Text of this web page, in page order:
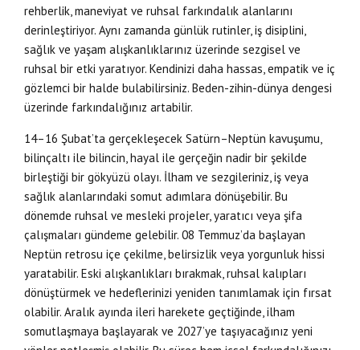
rehberlik, maneviyat ve ruhsal farkındalık alanlarını
derinleştiriyor. Aynı zamanda günlük rutinler, iş disiplini,
sağlık ve yaşam alışkanlıklarınız üzerinde sezgisel ve
ruhsal bir etki yaratıyor. Kendinizi daha hassas, empatik ve iç
gözlemci bir halde bulabilirsiniz. Beden-zihin-dünya dengesi
üzerinde farkındalığınız artabilir.
14–16 Şubat’ta gerçekleşecek Satürn–Neptün kavuşumu,
bilinçaltı ile bilincin, hayal ile gerçeğin nadir bir şekilde
birleştiği bir gökyüzü olayı. İlham ve sezgileriniz, iş veya
sağlık alanlarındaki somut adımlara dönüşebilir. Bu
dönemde ruhsal ve mesleki projeler, yaratıcı veya şifa
çalışmaları gündeme gelebilir. 08 Temmuz’da başlayan
Neptün retrosu içe çekilme, belirsizlik veya yorgunluk hissi
yaratabilir. Eski alışkanlıkları bırakmak, ruhsal kalıpları
dönüştürmek ve hedeflerinizi yeniden tanımlamak için fırsat
olabilir. Aralık ayında ileri harekete geçtiğinde, ilham
somutlaşmaya başlayarak ve 2027’ye taşıyacağınız yeni